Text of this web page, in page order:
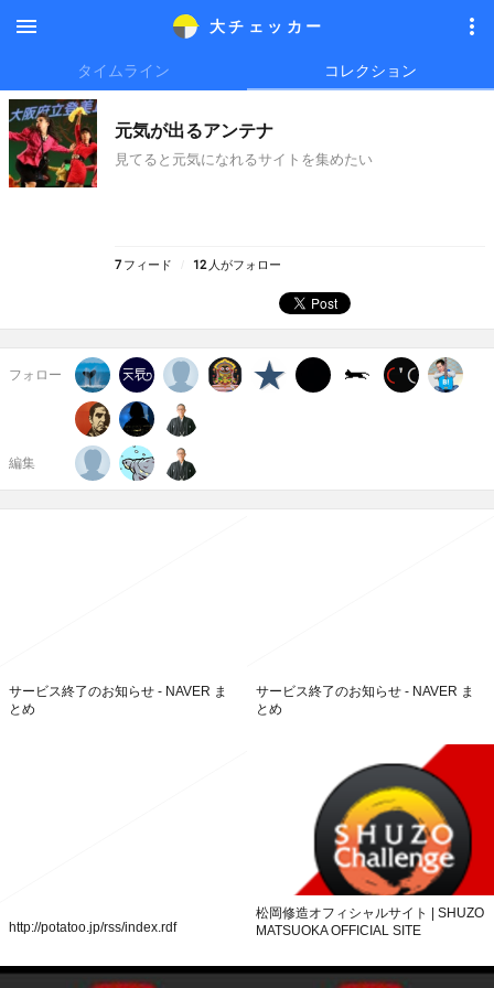
大チェッカ ー
元気が出るアンテナ
見てると元気になれるサイトを集めたい
7 フィード 12 人がフォロー
タイムライン コレクション
フォロー
編集
サービス終了のお知らせ - NAVER ま
とめ
サービス終了のお知らせ - NAVER ま
とめ
http://potatoo.jp/rss/index.rdf
松岡修造オフィシャルサイト | SHUZO
MATSUOKA OFFICIAL SITE